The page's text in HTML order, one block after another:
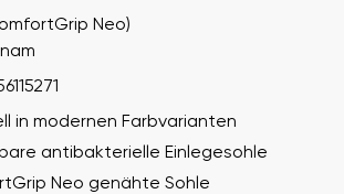
Neo)
in modernen Farbvarianten
antibakterielle Einlegesohle
Neo genähte Sohle